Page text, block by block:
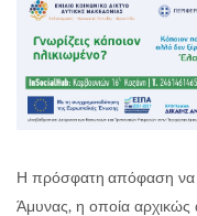
Η πρόσφατη απόφαση να
Άμυνας, η οποία αρχικώς